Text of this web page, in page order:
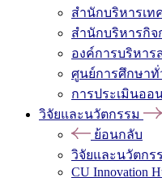
สำนักบริหารเท
สำนักบริหารกิจ
องค์การบริหาร
ศูนย์การศึกษาทั่
การประเมินออ
วิจัยและนวัตกรรม
ย้อนกลับ
วิจัยและนวัตกร
CU Innovation